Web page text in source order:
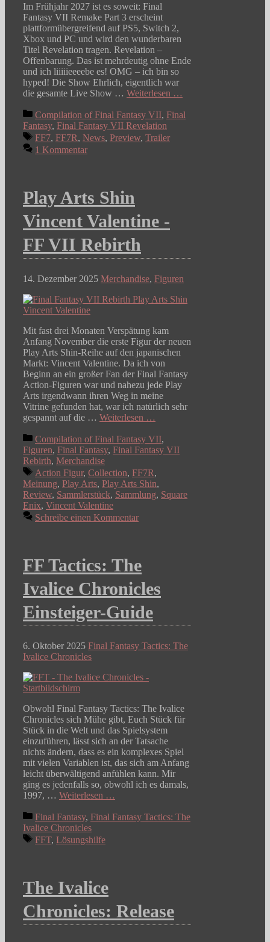
Im Frühjahr 2027 ist es soweit: Final
Fantasy VII Remake Part 3 erscheint
plattformübergreifend auf PS5, Switch 2,
Xbox und PC und wird den wunderbaren
Titel Revelation tragen. Revelation –
Offenbarung. Das ist mehrdeutig ohne Ende
und ich liiiiieeeebe es! OMG – ich bin so
hyped! Die Show Ehrlich, eigentlich war
die gesamte Live Show … Weiterlesen …
Kategorien
Compilation of Final Fantasy VII, Final
Fantasy, Final Fantasy VII Revelation
Schlagwörter
FF7, FF7R, News, Preview, Trailer
1 Kommentar
Play Arts Shin
Vincent Valentine -
FF VII Rebirth
14. Dezember 2025 Merchandise, Figuren
Mit fast drei Monaten Verspätung kam
Anfang November die erste Figur der neuen
Play Arts Shin-Reihe auf den japanischen
Markt: Vincent Valentine. Da ich von
Beginn an ein großer Fan der Final Fantasy
Action-Figuren war und nahezu jede Play
Arts irgendwann ihren Weg in meine
Vitrine gefunden hat, war ich natürlich sehr
gespannt auf die … Weiterlesen …
Kategorien
Compilation of Final Fantasy VII,
Figuren, Final Fantasy, Final Fantasy VII
Rebirth, Merchandise
Schlagwörter
Action Figur, Collection, FF7R,
Meinung, Play Arts, Play Arts Shin,
Review, Sammlerstück, Sammlung, Square
Enix, Vincent Valentine
Schreibe einen Kommentar
FF Tactics: The
Ivalice Chronicles
Einsteiger-Guide
6. Oktober 2025 Final Fantasy Tactics: The
Ivalice Chronicles
Obwohl Final Fantasy Tactics: The Ivalice
Chronicles sich Mühe gibt, Euch Stück für
Stück in die Welt und das Spielsystem
einzuführen, lässt sich an der Tatsache
nichts ändern, dass es ein komplexes Spiel
mit vielen Variablen ist, das sich am Anfang
leicht überwältigend anfühlen kann. Mir
ging es jedenfalls so, obwohl ich es damals,
1997, … Weiterlesen …
Kategorien
Final Fantasy, Final Fantasy Tactics: The
Ivalice Chronicles
Schlagwörter
FFT, Lösungshilfe
The Ivalice
Chronicles: Release